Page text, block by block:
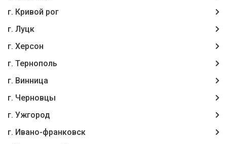
г. Кривой рог
г. Луцк
г. Херсон
г. Тернополь
г. Винница
г. Чернoвцы
г. Ужгород
г. Ивано-франковск